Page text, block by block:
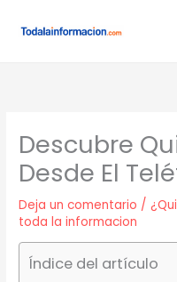
Descubre
Desde El
Deja un comentario /
toda la informacion
Índice del artículo